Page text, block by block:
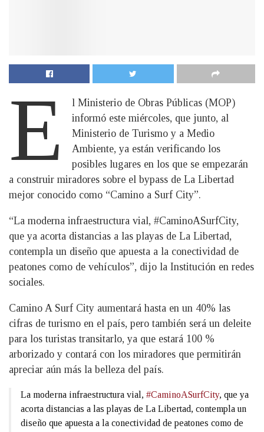
E
l Ministerio de Obras Públicas (MOP)
informó este miércoles, que junto, al
Ministerio de Turismo y a Medio
Ambiente, ya están verificando los
posibles lugares en los que se empezarán
a construir miradores sobre el bypass de La Libertad
mejor conocido como “Camino a Surf City”.
“La moderna infraestructura vial, #CaminoASurfCity,
que ya acorta distancias a las playas de La Libertad,
contempla un diseño que apuesta a la conectividad de
peatones como de vehículos”, dijo la Institución en redes
sociales.
Camino A Surf City aumentará hasta en un 40% las
cifras de turismo en el país, pero también será un deleite
para los turistas transitarlo, ya que estará 100 %
arborizado y contará con los miradores que permitirán
apreciar aún más la belleza del país.
La moderna infraestructura vial, #CaminoASurfCity, que ya
acorta distancias a las playas de La Libertad, contempla un
diseño que apuesta a la conectividad de peatones como de